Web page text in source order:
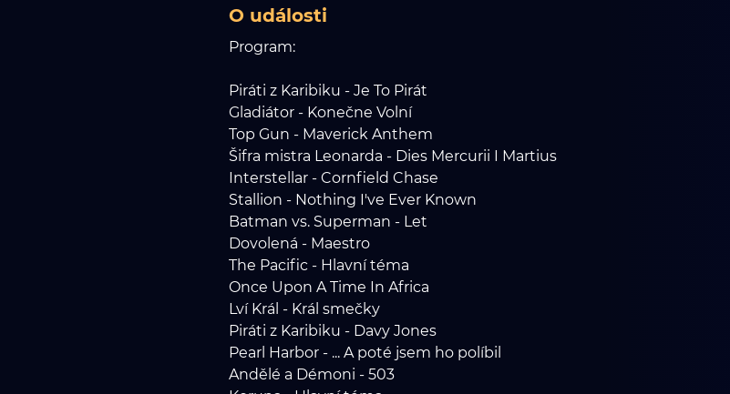
O události
Program:
Piráti z Karibiku - Je To Pirát
Gladiátor - Konečne Volní
Top Gun - Maverick Anthem
Šifra mistra Leonarda - Dies Mercurii I Martius
Interstellar - Cornfield Chase
Stallion - Nothing I've Ever Known
Batman vs. Superman - Let
Dovolená - Maestro
The Pacific - Hlavní téma
Once Upon A Time In Africa
Lví Král - Král smečky
Piráti z Karibiku - Davy Jones
Pearl Harbor - ... A poté jsem ho políbil
Andělé a Démoni - 503